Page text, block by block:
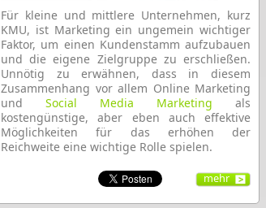
Für kleine und mittlere Unternehmen, kurz
KMU, ist Marketing ein ungemein wichtiger
Faktor, um einen Kundenstamm aufzubauen
und die eigene Zielgruppe zu erschließen.
Unnötig zu erwähnen, dass in diesem
Zusammenhang vor allem Online Marketing
und Social Media Marketing als
kostengünstige, aber eben auch effektive
Möglichkeiten für das erhöhen der
Reichweite eine wichtige Rolle spielen.
mehr